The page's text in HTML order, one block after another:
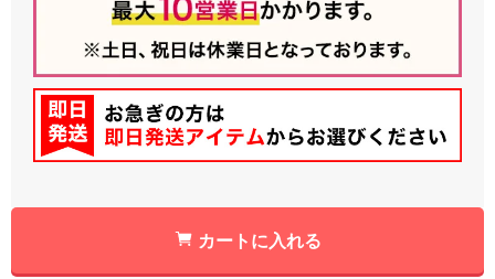
カートに入れる